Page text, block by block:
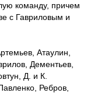
команду, причем
с Гавриловым и
Атаулин,
Дементьев,
Д. и К.
Ребров,